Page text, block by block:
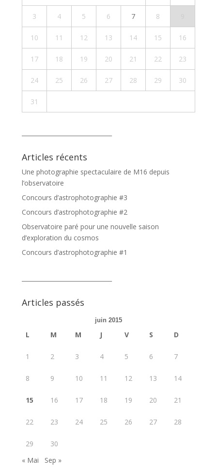
3 4 5 6 7 8
10 11 12 13 14 15 16
17 18 19 20 21 22 23
24 25 26 27 28 29 30
31
Articles récents
Une photographie spectaculaire de M16 depuis
l’observatoire
Concours d’astrophotographie #3
Concours d’astrophotographie #2
Observatoire paré pour une nouvelle saison
d’exploration du cosmos
Concours d’astrophotographie #1
Articles passés
juin 2015
L M M J V S D
1 2 3 4 5 6 7
8 9 10 11 12 13 14
15 16 17 18 19 20 21
22 23 24 25 26 27 28
29
30
« Mai
Sep »